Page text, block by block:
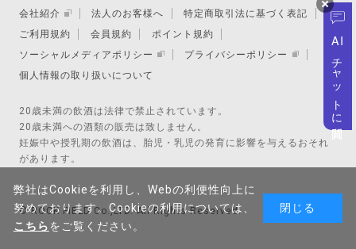
会社紹介 法人のお客様へ
特定商取引法に基づく表記
ご利用規約
会員規約
ポイント規約
ソーシャルメディアポリシー
プライバシーポリシー
個人情報の取り扱いについて
20歳未満の飲酒は法律で禁止されています。
20歳未満への酒類の販売は致しません。
妊娠中や授乳期の飲酒は、胎児・乳児の発育に影響を与えるおそれ
があります。
© ROCK FIELD Co.,LTD. All Rights Reserved.
AI
チャットに質問
弊社はCookieを利用し、Webの利便性向上に
努めております。Cookieの利用については、
こちらをご覧ください。
閉じる